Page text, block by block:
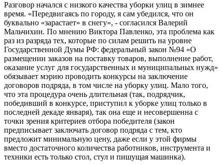
Разговор начался с низкого качества уборки улиц в зимнее
время. «Передвигаясь по городу, я сам убедился, что он
буквально «зарастает» в снегу», - согласился Валерий
Мальчихин. По мнению Виктора Павленко, эта проблема как
раз из разряда тех, которые по силам решить на уровне
Государственной Думы РФ: федеральный закон №94 «О
размещении заказов на поставку товаров, выполнение работ,
оказание услуг для государственных и муниципальных нужд»
обязывает мэрию проводить конкурсы на заключение
договоров подряда, в том числе на уборку улиц. Мало того,
что эта процедура очень длительная (так, подрядчик,
победивший в конкурсе, приступил к уборке улиц только в
последней декаде января), так она еще и несовершенна с
точки зрения критериев отбора победителя (закон
предписывает заключать договор подряда с тем, кто
предложит минимальную цену, даже если у этой фирмы
вместо достаточного количества работников, инструмента и
техники есть только стол, стул и пишущая машинка).